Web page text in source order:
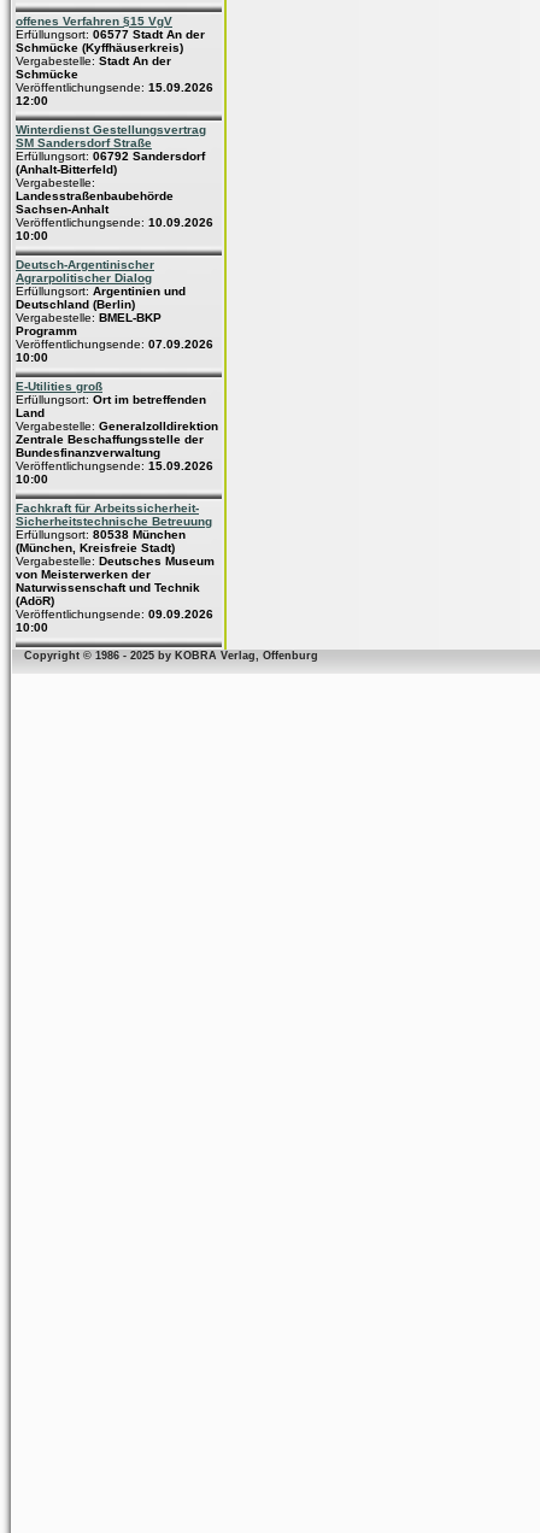
offenes Verfahren §15 VgV
Erfüllungsort: 06577 Stadt An der
Schmücke (Kyffhäuserkreis)
Vergabestelle: Stadt An der
Schmücke
Veröffentlichungsende: 15.09.2026
12:00
Winterdienst Gestellungsvertrag
SM Sandersdorf Straße
Erfüllungsort: 06792 Sandersdorf
(Anhalt-Bitterfeld)
Vergabestelle:
Landesstraßenbaubehörde
Sachsen-Anhalt
Veröffentlichungsende: 10.09.2026
10:00
Deutsch-Argentinischer
Agrarpolitischer Dialog
Erfüllungsort: Argentinien und
Deutschland (Berlin)
Vergabestelle: BMEL-BKP
Programm
Veröffentlichungsende: 07.09.2026
10:00
E-Utilities groß
Erfüllungsort: Ort im betreffenden
Land
Vergabestelle: Generalzolldirektion
Zentrale Beschaffungsstelle der
Bundesfinanzverwaltung
Veröffentlichungsende: 15.09.2026
10:00
Fachkraft für Arbeitssicherheit-
Sicherheitstechnische Betreuung
Erfüllungsort: 80538 München
(München, Kreisfreie Stadt)
Vergabestelle: Deutsches Museum
von Meisterwerken der
Naturwissenschaft und Technik
(AdöR)
Veröffentlichungsende: 09.09.2026
10:00
Copyright © 1986 - 2025 by KOBRA Verlag, Offenburg